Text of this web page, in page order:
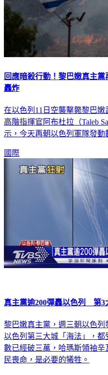
回應暗殺行動！黎巴嫩真主
轟炸
在以色列11日空襲擊斃黎巴嫩
高階指揮官阿布杜拉（Taleb
示，今天再朝以色列軍隊發動
國際
真主黨逾200彈轟以色列 第3
黎巴嫩真主黨，週三朝以色
以色列第三大城「海法」，
數已經破三萬，哈瑪斯領袖
民喪命，是必要的犧牲。